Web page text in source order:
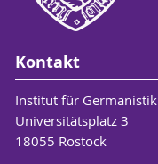
Kontakt
Institut für Germanistik
Universitätsplatz 3
18055 Rostock